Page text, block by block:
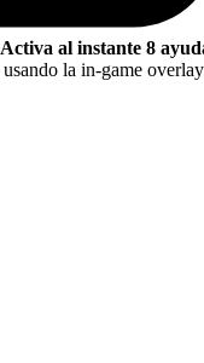
Activa al instante 8
usando la in-game